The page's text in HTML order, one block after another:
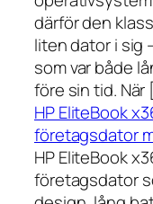
därför den
liten dator i sig
som var både
före sin tid. När
HP EliteBook
företagsdator
HP EliteBook
företagsdator